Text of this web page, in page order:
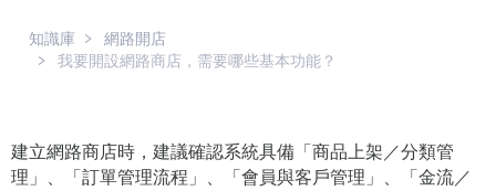
知識庫
網路開店
我要開設網路商店，需要哪些基本功能？
建立網路商店時，建議確認系統具備「商品上架／分類管
理」、「訂單管理流程」、「會員與客戶管理」、「金流／